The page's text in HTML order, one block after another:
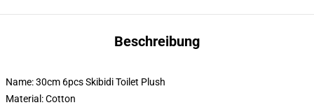
Beschreibung
Name: 30cm 6pcs Skibidi Toilet Plush
Material: Cotton